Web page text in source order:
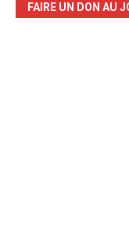
FAIRE UN DON AU